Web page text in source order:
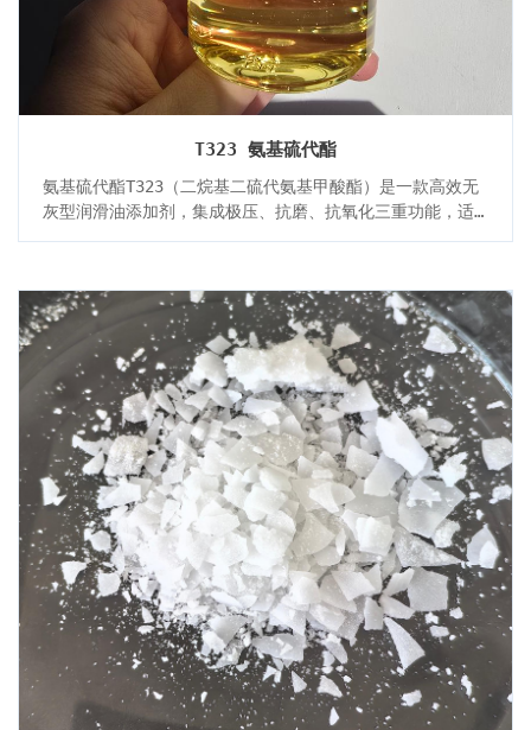
T323 氨基硫代酯
氨基硫代酯T323（二烷基二硫代氨基甲酸酯）是一款高效无
灰型润滑油添加剂，集成极压、抗磨、抗氧化三重功能，适
延长设备寿命，降低维护成本。推荐加剂量0.5%-4.0%，灵
活适配不同润滑需求，是替代进口品牌、实现国产高端润滑
方案的核心添加剂。